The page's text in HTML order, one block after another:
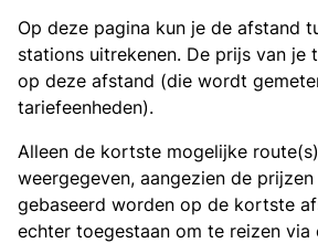
Op deze pagina kun je de afstand
stations uitrekenen. De prijs van je
op deze afstand (die wordt
tariefeenheden).
Alleen de kortste mogelijke
weergegeven, aangezien de
gebaseerd worden op de kortste
echter toegestaan om te reizen via